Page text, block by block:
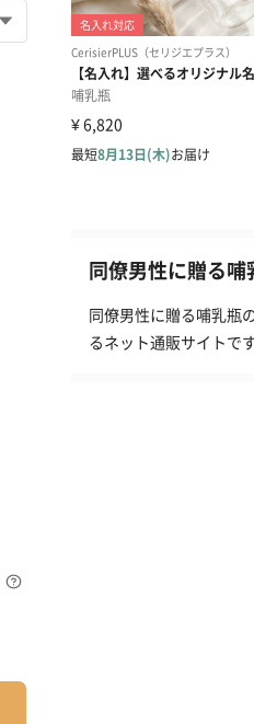
同僚男性に贈る
同僚男性に贈る哺乳瓶
るネット通販サイトで